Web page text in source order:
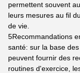
permettent souvent
leurs mesures au fil
de vie.
5Recommandations
santé: sur la base
peuvent fournir des
routines d'exercice,